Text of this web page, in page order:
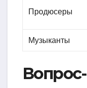
Продюсеры
Музыканты